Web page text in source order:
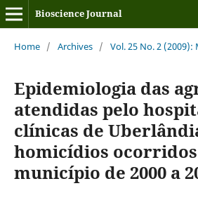
Bioscience Journal
Home / Archives / Vol. 25 No. 2 (2009):
Epidemiologia das
atendidas pelo
clínicas de
homicídios
município de 2000 a